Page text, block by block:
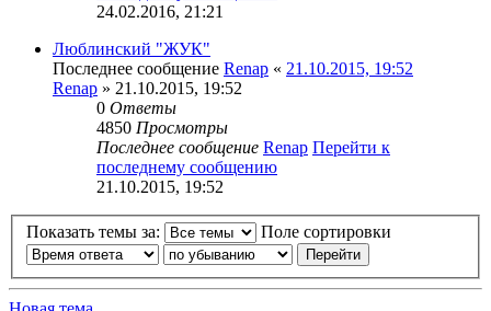
24.02.2016, 21:21
Люблинский "ЖУК"
Последнее сообщение Renap « 21.10.2015, 19:52
Renap » 21.10.2015, 19:52
0 Ответы
4850 Просмотры
Последнее сообщение Renap Перейти к
последнему сообщению
21.10.2015, 19:52
Показать темы за: Поле сортировки